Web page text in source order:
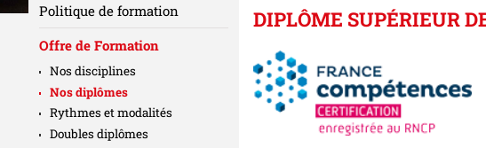
DIPLÔME SUPÉRIEUR
Politique de formation
Offre de Formation
Nos disciplines
Nos diplômes
Rythmes et modalités
Doubles diplômes